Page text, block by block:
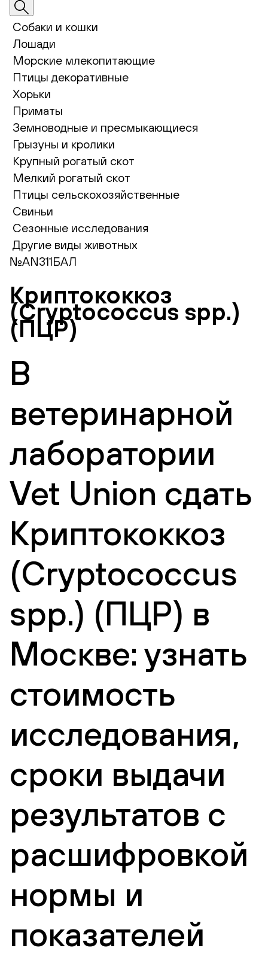
Собаки и кошки
Лошади
Морские млекопитающие
Птицы декоративные
Хорьки
Приматы
Земноводные и пресмыкающиеся
Грызуны и кролики
Крупный рогатый скот
Мелкий рогатый скот
Птицы сельскохозяйственные
Свиньи
Сезонные исследования
Другие виды животных
№AN311БАЛ
Криптококкоз
(Cryptococcus spp.)
(ПЦР)
В
ветеринарной
лаборатории
Vet Union сдать
Криптококкоз
(Cryptococcus
spp.) (ПЦР) в
Москве: узнать
стоимость
исследования,
сроки выдачи
результатов с
расшифровкой
нормы и
показателей